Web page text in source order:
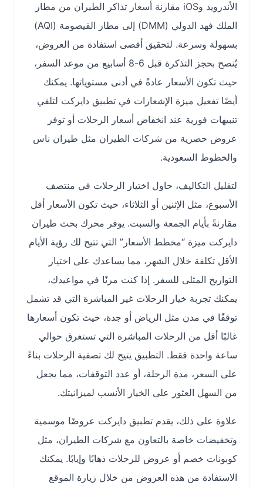
الأندرويد وiOS مقارنة أسعار تذاكر الطيران من مطار
الملك فهد الدولي (DMM) إلى مطار القيصومة (AQI)
بسهولة وسرعة. لتحقيق أقصى استفادة من العروض،
يُنصح بحجز التذكرة قبل 6-8 أسابيع من موعد السفر،
حيث تكون الأسعار عادةً في أدنى مستوياتها. يمكنك
أيضًا تفعيل ميزة الإشعارات في تطبيق دايركت لتلقي
تنبيهات فورية عند انخفاض أسعار الرحلات أو توفر
عروض حصرية من شركات الطيران مثل طيران ناس
والخطوط السعودية.
لتقليل التكاليف، حاول اختيار الرحلات في منتصف
الأسبوع، مثل الإثنين أو الثلاثاء، حيث تكون الأسعار أقل
مقارنةً بأيام الجمعة والسبت. يوفر محرك بحث طيران
دايركت ميزة “مخطط الأسعار” التي تتيح لك رؤية الأيام
الأقل تكلفة خلال الشهر، مما يساعدك على اختيار
التواريخ المثلى للسفر. إذا كنت مرنًا في مواعيدك،
يمكنك تجربة خيار الرحلات غير المباشرة التي قد تشمل
توقفًا في مدن مثل الرياض أو جدة، حيث تكون أسعارها
غالبًا أقل من الرحلات المباشرة التي تستغرق حوالي
ساعة واحدة فقط. التطبيق يتيح لك تصفية الرحلات بناءً
على السعر، مدة الرحلة، أو عدد التوقفات، مما يجعل
من السهل العثور على الخيار الأنسب لميزانيتك.
علاوة على ذلك، يقدم تطبيق دايركت عروضًا موسمية
وتخفيضات خاصة بالتعاون مع شركات الطيران، مثل
كوبونات خصم أو عروض للرحلات ذهابًا وإيابًا. يمكنك
الاستفادة من هذه العروض من خلال زيارة الموقع